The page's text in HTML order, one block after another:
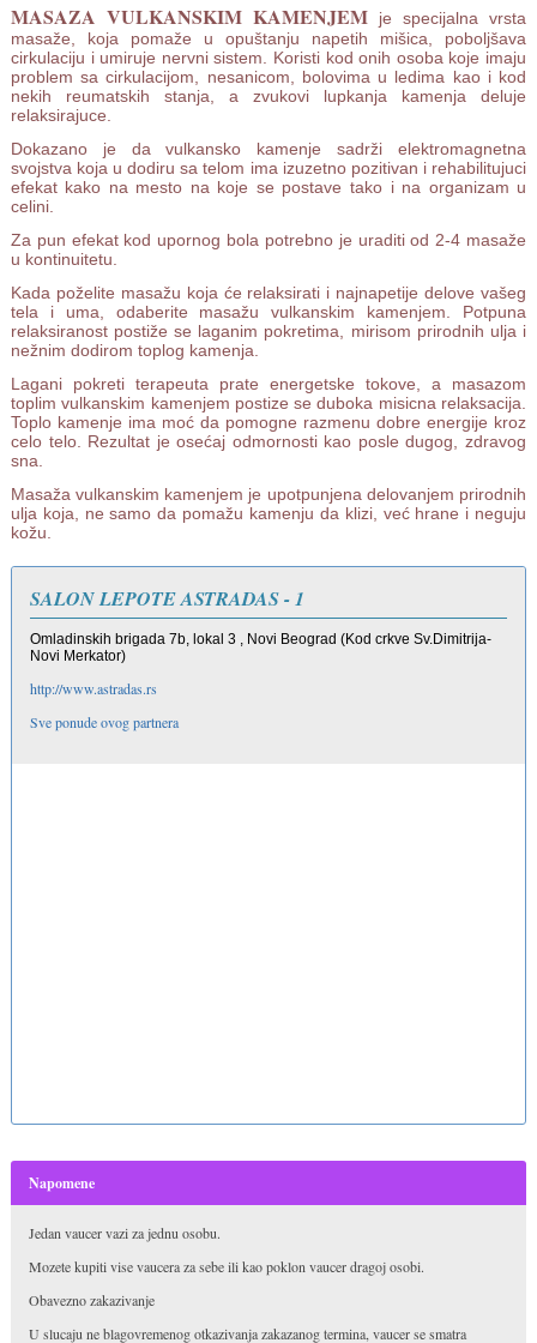
MASAZA VULKANSKIM KAMENJEMje specijalna vrsta
masaže, koja pomaže u opuštanju napetih mišica, poboljšava
cirkulaciju i umiruje nervni sistem. Koristi kod onih osoba koje imaju
problem sa cirkulacijom, nesanicom, bolovima u ledima kao i kod
nekih reumatskih stanja, a zvukovi lupkanja kamenja deluje
relaksirajuce.
Dokazano je da vulkansko kamenje sadrži elektromagnetna
svojstva koja u dodiru sa telom ima izuzetno pozitivan i rehabilitujuci
efekat kako na mesto na koje se postave tako i na organizam u
celini.
Za pun efekat kod upornog bola potrebno je uraditi od 2-4 masaže
u kontinuitetu.
Kada poželite masažu koja će relaksirati i najnapetije delove vašeg
tela i uma, odaberite masažu vulkanskim kamenjem. Potpuna
relaksiranost postiže se laganim pokretima, mirisom prirodnih ulja i
nežnim dodirom toplog kamenja.
Lagani pokreti terapeuta prate energetske tokove, a masazom
toplim vulkanskim kamenjem postize se duboka misicna relaksacija.
Toplo kamenje ima moć da pomogne razmenu dobre energije kroz
celo telo. Rezultat je osećaj odmornosti kao posle dugog, zdravog
sna.
Masaža vulkanskim kamenjem je upotpunjena delovanjem prirodnih
ulja koja, ne samo da pomažu kamenju da klizi, već hrane i neguju
kožu.
SALON LEPOTE ASTRADAS - 1
Omladinskih brigada 7b, lokal 3 , Novi Beograd (Kod crkve Sv.Dimitrija-
Novi Merkator)
http://www.astradas.rs
Sve ponude ovog partnera
Napomene
Jedan vaucer vazi za jednu osobu.
Mozete kupiti vise vaucera za sebe ili kao poklon vaucer dragoj osobi.
Obavezno zakazivanje
U slucaju ne blagovremenog otkazivanja zakazanog termina, vaucer se smatra